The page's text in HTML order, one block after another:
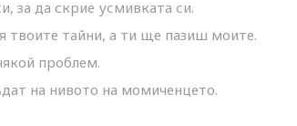
за да скрие усмивката си.
твоите тайни, а ти ще пазиш моите.
проблем.
на нивото на момиченцето.